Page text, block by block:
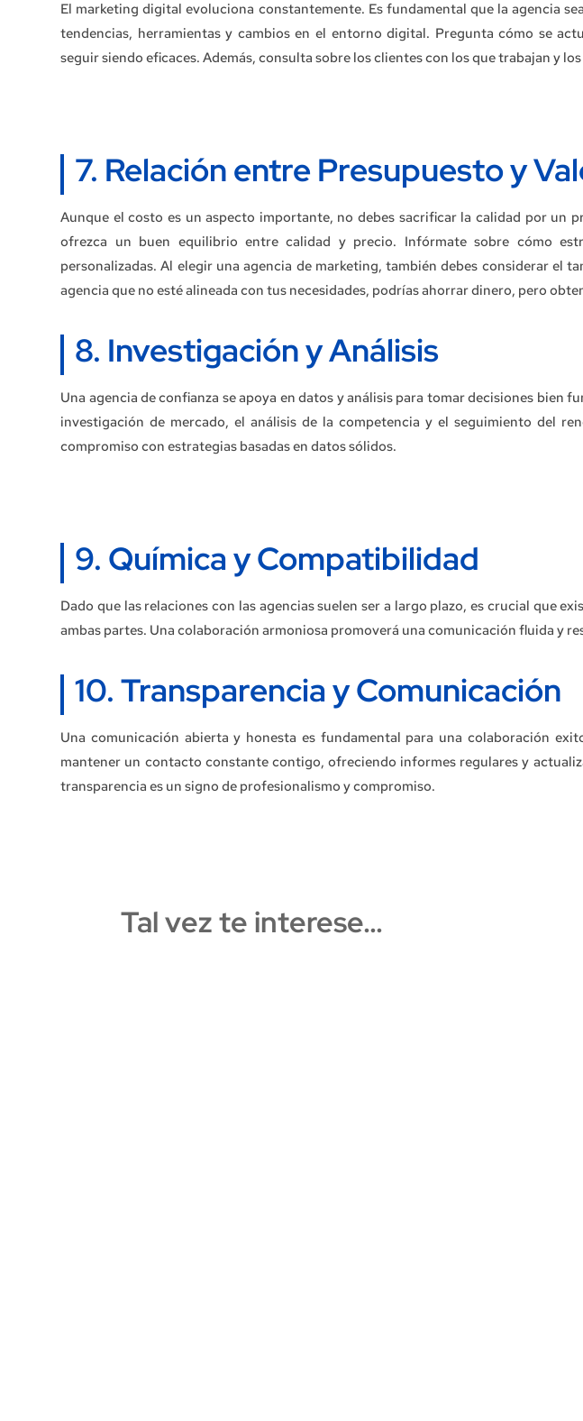
El marketing digital evoluciona constantemente. Es fundamental que la agencia
tendencias, herramientas y cambios en el entorno digital. Pregunta cómo se
seguir siendo eficaces. Además, consulta sobre los clientes con los que trabajan y
7. Relación entre Presupuesto y
Aunque el costo es un aspecto importante, no debes sacrificar la calidad por un
ofrezca un buen equilibrio entre calidad y precio. Infórmate sobre cómo
personalizadas. Al elegir una agencia de marketing, también debes considerar el
agencia que no esté alineada con tus necesidades, podrías ahorrar dinero, pero
8. Investigación y Análisis
Una agencia de confianza se apoya en datos y análisis para tomar decisiones bien
investigación de mercado, el análisis de la competencia y el seguimiento del
compromiso con estrategias basadas en datos sólidos.
9. Química y Compatibilidad
Dado que las relaciones con las agencias suelen ser a largo plazo, es crucial que
ambas partes. Una colaboración armoniosa promoverá una comunicación fluida y
10. Transparencia y Comunicación
Una comunicación abierta y honesta es fundamental para una colaboración
mantener un contacto constante contigo, ofreciendo informes regulares y
transparencia es un signo de profesionalismo y compromiso.
Tal vez te interese…